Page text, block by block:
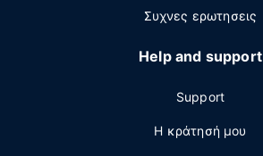
Συχνες ερωτησεις
Help and support
Support
Η κράτησή μου